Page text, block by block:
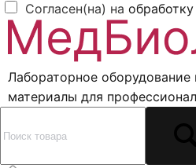
Согласен(на) на
Лабораторное
материалы для